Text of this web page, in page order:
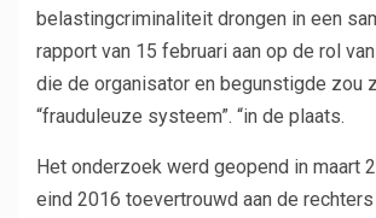
belastingcriminaliteit drongen in een
rapport van 15 februari aan op de rol
die de organisator en begunstigde zou
“frauduleuze systeem”. “in de plaats.
Het onderzoek werd geopend in maart
eind 2016 toevertrouwd aan de